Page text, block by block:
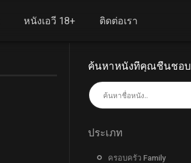
หนังเอวี 18+ ติดต่อเรา
ค้นหาหนังที่คุณชื่นชอบ
ประเภท
ครอบครัว Family